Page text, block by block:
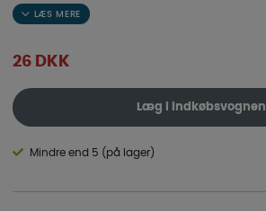
at åbne.
26 DKK
Læg i indkøbsvognen
Mindre end 5 (på lager)